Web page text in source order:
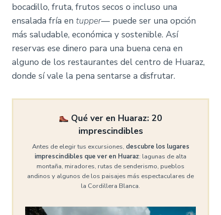
bocadillo, fruta, frutos secos o incluso una
ensalada fría en tupper— puede ser una opción
más saludable, económica y sostenible. Así
reservas ese dinero para una buena cena en
alguno de los restaurantes del centro de Huaraz,
donde sí vale la pena sentarse a disfrutar.
Qué ver en Huaraz: 20
imprescindibles
Antes de elegir tus excursiones, descubre los lugares
imprescindibles que ver en Huaraz: lagunas de alta
montaña, miradores, rutas de senderismo, pueblos
andinos y algunos de los paisajes más espectaculares de
la Cordillera Blanca.